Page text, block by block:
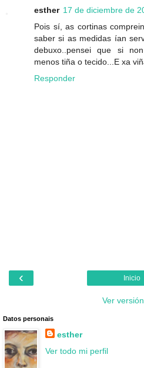
esther 17 de diciembre de
Pois sí, as cortinas
saber si as medidas ían
debuxo..pensei que si
menos tiña o tecido...E xa
Responder
‹ Inicio
Ver
Datos personais
esther
Ver todo mi perfil